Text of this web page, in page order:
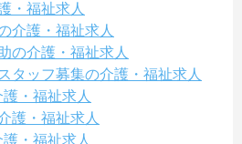
・福祉求人
介護・福祉求人
の介護・福祉求人
タッフ募集の介護・福祉求人
・福祉求人
護・福祉求人
・福祉求人